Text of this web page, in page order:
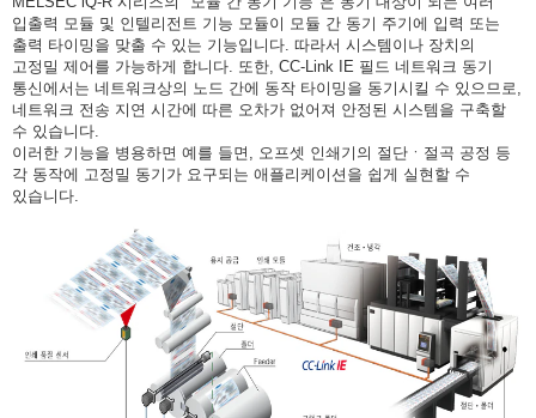
입출력 모듈 및 인텔리전트 기능 모듈이 모듈 간 동기 주기에 입력 또는
출력 타이밍을 맞출 수 있는 기능입니다. 따라서 시스템이나 장치의
고정밀 제어를 가능하게 합니다. 또한, CC-Link IE 필드 네트워크 동기
통신에서는 네트워크상의 노드 간에 동작 타이밍을 동기시킬 수 있으므로,
네트워크 전송 지연 시간에 따른 오차가 없어져 안정된 시스템을 구축할
수 있습니다.
이러한 기능을 병용하면 예를 들면, 오프셋 인쇄기의 절단ㆍ절곡 공정 등
각 동작에 고정밀 동기가 요구되는 애플리케이션을 쉽게 실현할 수
있습니다.